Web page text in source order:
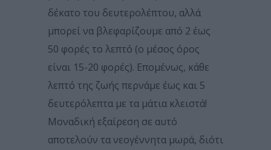
δέκατο του δευτερολέπτου, αλλά
μπορεί να βλεφαρίζουμε από 2 έως
50 φορές το λεπτό (ο μέσος όρος
είναι 15-20 φορές). Επομένως, κάθε
λεπτό της ζωής περνάμε έως και 5
δευτερόλεπτα με τα μάτια κλειστά!
Μοναδική εξαίρεση σε αυτό
αποτελούν τα νεογέννητα μωρά, διότι